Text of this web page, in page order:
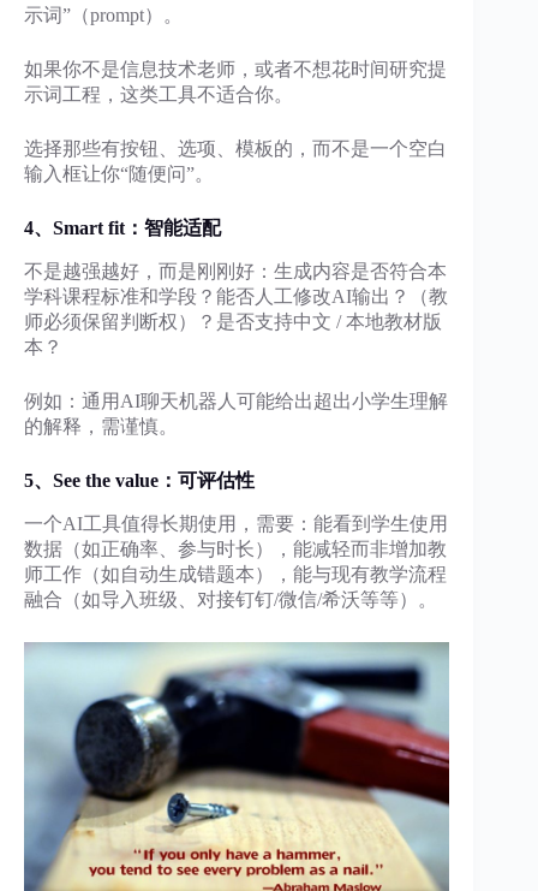
示词”（prompt）。
如果你不是信息技术老师，或者不想花时间研究提
示词工程，这类工具不适合你。
选择那些有按钮、选项、模板的，而不是一个空白
输入框让你“随便问”。
4、Smart fit： 智能适配
不是越强越好，而是刚刚好：生成内容是否符合本
学科课程标准和学段？能否人工修改AI输出？（教
师必须保留判断权）？是否支持中文 / 本地教材版
本？
例如：通用AI聊天机器人可能给出超出小学生理解
的解释，需谨慎。
5、 See the value ： 可评估性
一个AI工具值得长期使用，需要：能看到学生使用
数据（如正确率、参与时长），能减轻而非增加教
师工作（如自动生成错题本），能与现有教学流程
融合（如导入班级、对接钉钉/微信/希沃等等）。